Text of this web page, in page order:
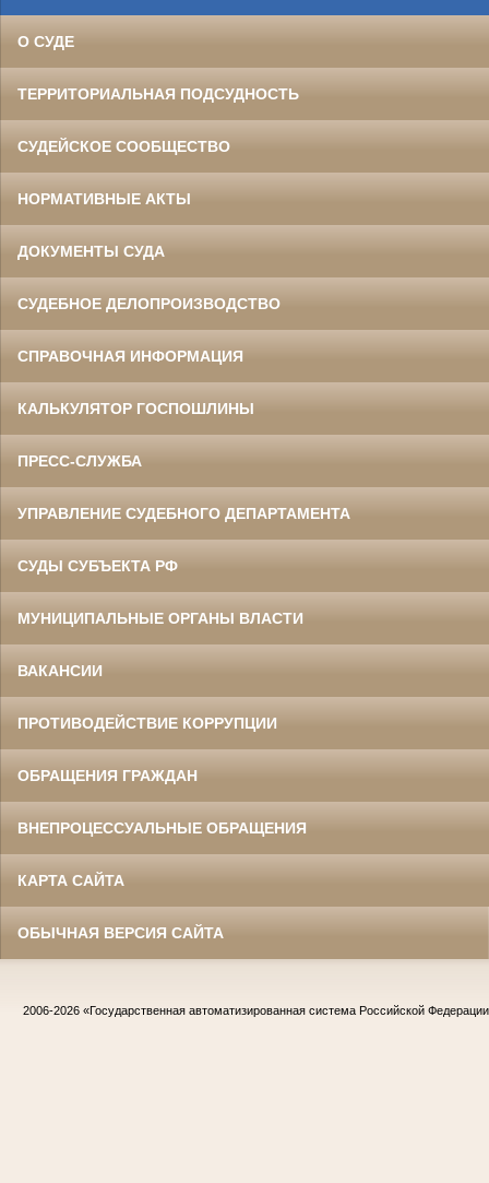
О СУДЕ
ТЕРРИТОРИАЛЬНАЯ ПОДСУДНОСТЬ
СУДЕЙСКОЕ СООБЩЕСТВО
НОРМАТИВНЫЕ АКТЫ
ДОКУМЕНТЫ СУДА
СУДЕБНОЕ ДЕЛОПРОИЗВОДСТВО
СПРАВОЧНАЯ ИНФОРМАЦИЯ
КАЛЬКУЛЯТОР ГОСПОШЛИНЫ
ПРЕСС-СЛУЖБА
УПРАВЛЕНИЕ СУДЕБНОГО ДЕПАРТАМЕНТА
СУДЫ СУБЪЕКТА РФ
МУНИЦИПАЛЬНЫЕ ОРГАНЫ ВЛАСТИ
ВАКАНСИИ
ПРОТИВОДЕЙСТВИЕ КОРРУПЦИИ
ОБРАЩЕНИЯ ГРАЖДАН
ВНЕПРОЦЕССУАЛЬНЫЕ ОБРАЩЕНИЯ
КАРТА САЙТА
ОБЫЧНАЯ ВЕРСИЯ САЙТА
2006-2026 «Государственная автоматизированная система Российской